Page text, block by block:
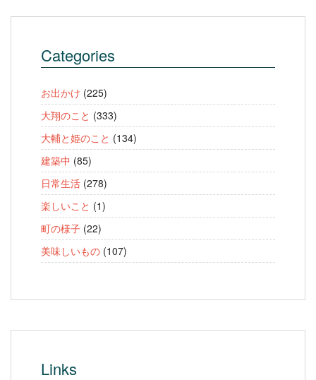
Categories
お出かけ (225)
大翔のこと (333)
大輔と姫のこと (134)
建築中 (85)
日常生活 (278)
楽しいこと (1)
町の様子 (22)
美味しいもの (107)
Links